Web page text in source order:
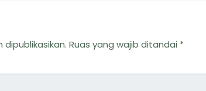
Ruas yang wajib ditandai *